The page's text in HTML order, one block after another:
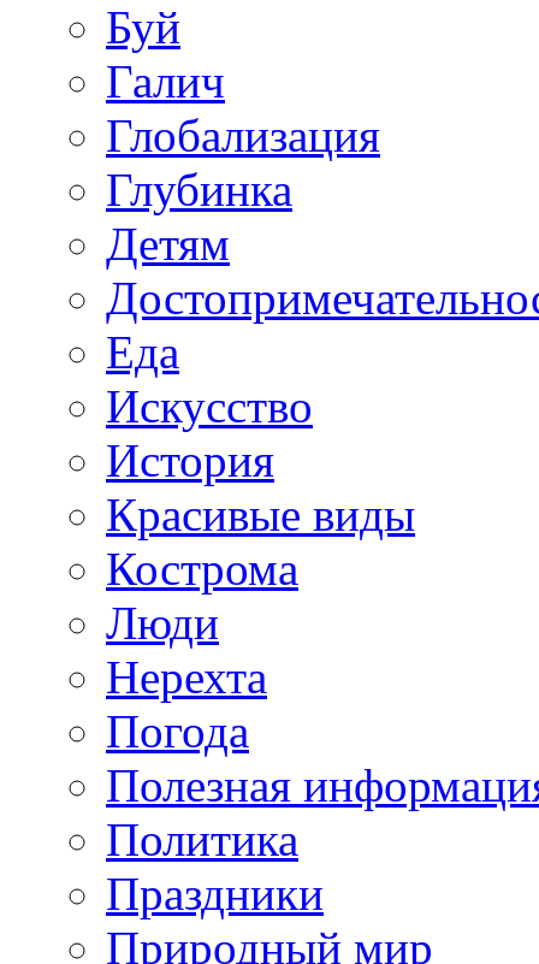
Буй
Галич
Глобализация
Глубинка
Детям
Еда
Искусство
История
Красивые виды
Кострома
Люди
Нерехта
Погода
Полезная
Политика
Праздники
Природный мир